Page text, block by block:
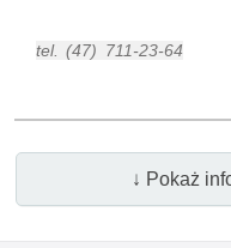
tel. (47) 711-23-64
↓ Pokaż